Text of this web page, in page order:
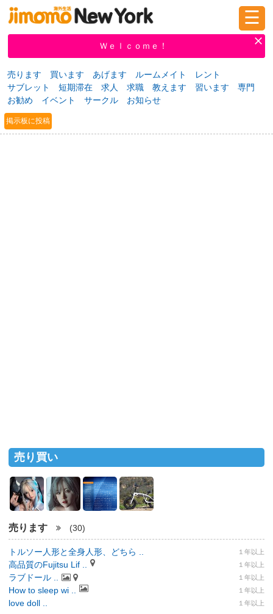
新規登録
掲示板 教えて！
☰
Ｗｅｌｃｏｍｅ！
売ります 買います あげます ルームメイト
レント
サブレット
短期滞在 求人 求職 教えます 習います
専門
お勧め
イベント サークル お知らせ
掲示板に投稿
売り買い
売ります (30)
トルソー人形と全身人形、どちら .. １年以上
高品質のFujitsu Lif .. １年以上
ラブドール .. １年以上
How to sleep wi .. １年以上
love doll .. １年以上